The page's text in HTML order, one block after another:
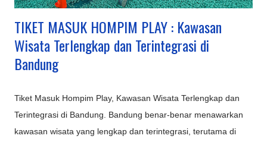
TIKET MASUK HOMPIM PLAY : Kawasan
Wisata Terlengkap dan Terintegrasi di
Bandung
Tiket Masuk Hompim Play, Kawasan Wisata Terlengkap dan
Terintegrasi di Bandung. Bandung benar-benar menawarkan
kawasan wisata yang lengkap dan terintegrasi, terutama di